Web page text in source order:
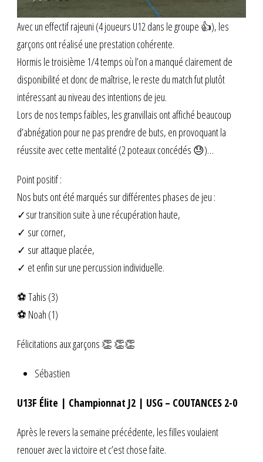
Avec un effectif rajeuni (4 joueurs U12 dans le groupe 👍), les
garçons ont réalisé une prestation cohérente.
Hormis le troisième 1/4 temps où l’on a manqué clairement de
disponibilité et donc de maîtrise, le reste du match fut plutôt
intéressant au niveau des intentions de jeu.
Lors de nos temps faibles, les granvillais ont affiché beaucoup
d’abnégation pour ne pas prendre de buts, en provoquant la
réussite avec cette mentalité (2 poteaux concédés 😓)…
Point positif :
Nos buts ont été marqués sur différentes phases de jeu :
✓sur transition suite à une récupération haute,
✓ sur corner,
✓ sur attaque placée,
✓ et enfin sur une percussion individuelle.
⚽ Tahis (3)
⚽ Noah (1)
Félicitations aux garçons 👏 👏👏
Sébastien
U13F Élite | Championnat J2 | USG – COUTANCES 2-0
Après le revers la semaine précédente, les filles voulaient
renouer avec la victoire et c’est chose faite.